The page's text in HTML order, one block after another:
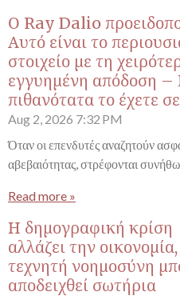
Ο Ray Dalio
Αυτό είναι το
στοιχείο με τη
εγγυημένη απόδοση –
πιθανότατα το έχετε
Aug 2, 2026 7:32 PM
Όταν οι επενδυτές αναζητούν
αβεβαιότητας, στρέφονται
Read more »
Η δημογραφική κρίση
αλλάζει την
τεχνητή νοημοσύνη
αποδειχθεί σωτήρια